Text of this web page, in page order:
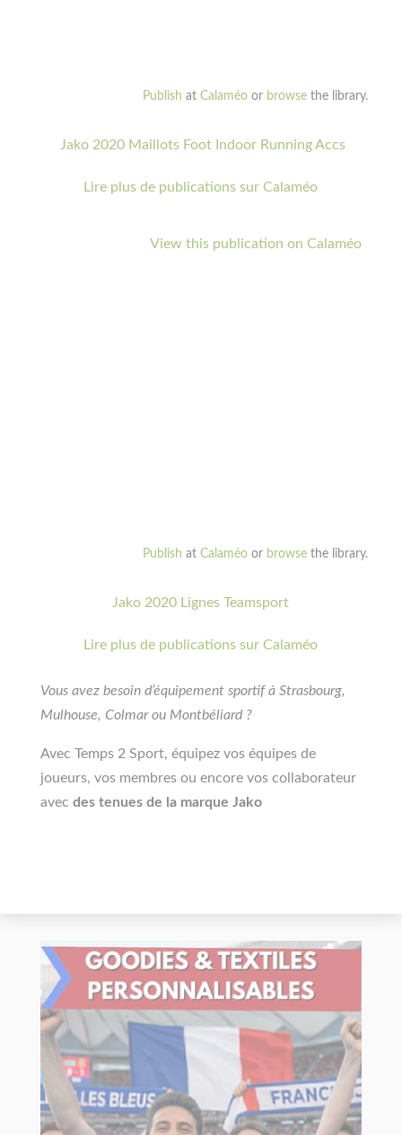
Publish atCalaméo or browse the library.
Jako 2020 Maillots Foot Indoor Running Accs
Lire plus de publications sur Calaméo
View this publication on Calaméo
Publish atCalaméo or browse the library.
Jako 2020 Lignes Teamsport
Lire plus de publications sur Calaméo
Vous avez besoin d’équipement sportif à Strasbourg,
Mulhouse, Colmar ou Montbéliard ?
Avec Temps 2 Sport, équipez vos équipes de
joueurs, vos membres ou encore vos collaborateur
avec des tenues de la marque Jako